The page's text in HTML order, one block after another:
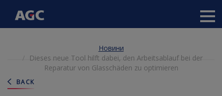
основного
Новини
Dieses neue Tool hilft dabei, den Arbeitsablauf bei der
Reparatur von Glasschäden zu optimieren
BACK